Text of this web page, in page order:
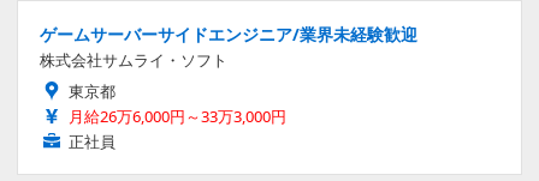
ゲームサーバーサイドエンジニア/業界未経験歓迎
株式会社サムライ・ソフト
東京都
月給26万6,000円～33万3,000円
正社員